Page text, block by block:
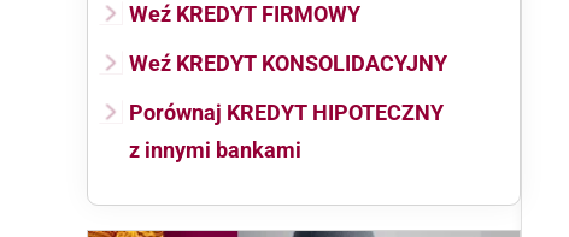
Weź KREDYT FIRMOWY
Weź KREDYT KONSOLIDACYJNY
Porównaj KREDYT HIPOTECZNY
z innymi bankami